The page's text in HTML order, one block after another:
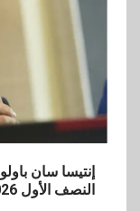
النصف الأول 2026